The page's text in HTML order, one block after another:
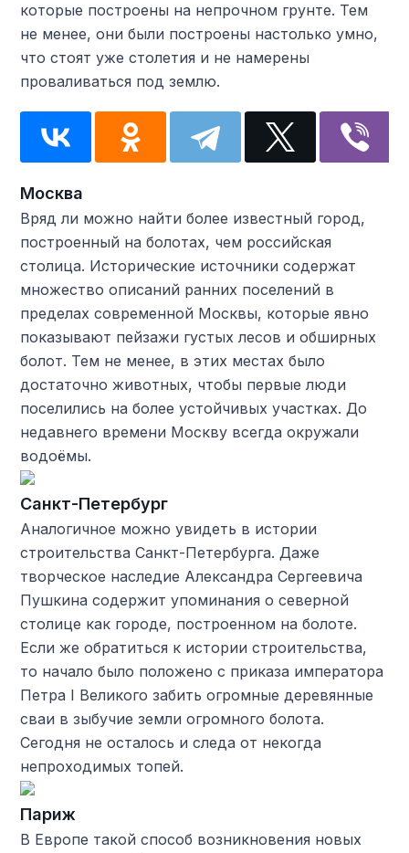
которые построены на непрочном грунте. Тем
не менее, они были построены настолько умно,
что стоят уже столетия и не намерены
проваливаться под землю.
Москва
Вряд ли можно найти более известный город,
построенный на болотах, чем российская
столица. Исторические источники содержат
множество описаний ранних поселений в
пределах современной Москвы, которые явно
показывают пейзажи густых лесов и обширных
болот. Тем не менее, в этих местах было
достаточно животных, чтобы первые люди
поселились на более устойчивых участках. До
недавнего времени Москву всегда окружали
водоёмы.
Санкт-Петербург
Аналогичное можно увидеть в истории
строительства Санкт-Петербурга. Даже
творческое наследие Александра Сергеевича
Пушкина содержит упоминания о северной
столице как городе, построенном на болоте.
Если же обратиться к истории строительства,
то начало было положено с приказа императора
Петра I Великого забить огромные деревянные
сваи в зыбучие земли огромного болота.
Сегодня не осталось и следа от некогда
непроходимых топей.
Париж
В Европе такой способ возникновения новых